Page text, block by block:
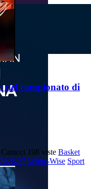
del campionato di
198 viste Basket
27 White-Wise Sport